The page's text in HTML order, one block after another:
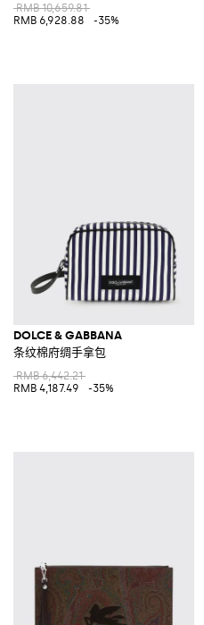
RMB 10,659.81
RMB 6,928.88
-35%
DOLCE & GABBANA
条纹棉府绸手拿包
RMB 6,442.21
RMB 4,187.49
-35%